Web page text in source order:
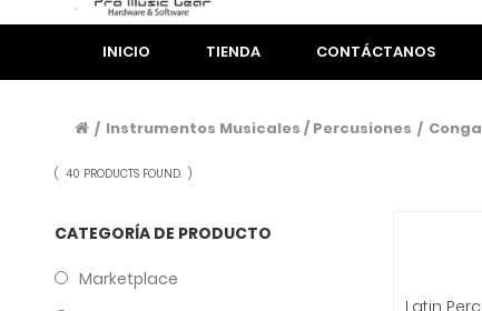
INICIO TIENDA CONTÁCTANOS
/ Instrumentos Musicales / Percusiones / Conga
( 40 PRODUCTS FOUND. )
CATEGORÍA DE PRODUCTO
Marketplace